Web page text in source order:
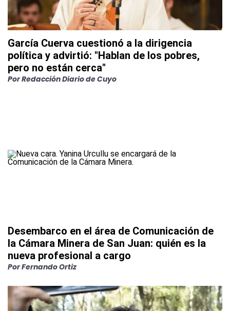
García Cuerva cuestionó a la dirigencia
política y advirtió: "Hablan de los pobres,
pero no están cerca"
PorRedacción Diario de Cuyo
Desembarco en el área de Comunicación de
la Cámara Minera de San Juan: quién es la
nueva profesional a cargo
PorFernando Ortiz